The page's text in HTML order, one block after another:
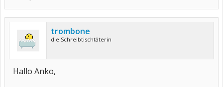
trombone
die Schreibtischtäterin
Hallo Anko,